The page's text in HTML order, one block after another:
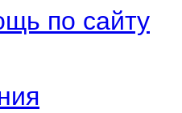
по сайту